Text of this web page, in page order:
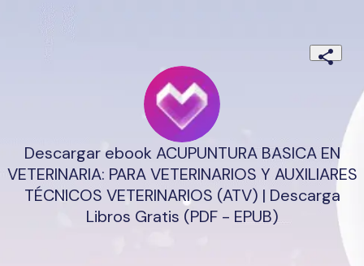
Descargar ebook ACUPUNTURA BASICA EN
VETERINARIA: PARA VETERINARIOS Y AUXILIARES
TÉCNICOS VETERINARIOS (ATV) | Descarga
Libros Gratis (PDF - EPUB)